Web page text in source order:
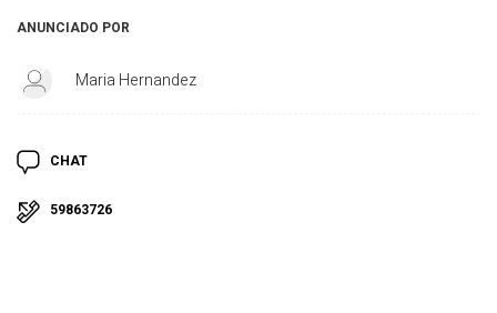
ANUNCIADO POR
Maria Hernandez
CHAT
59863726